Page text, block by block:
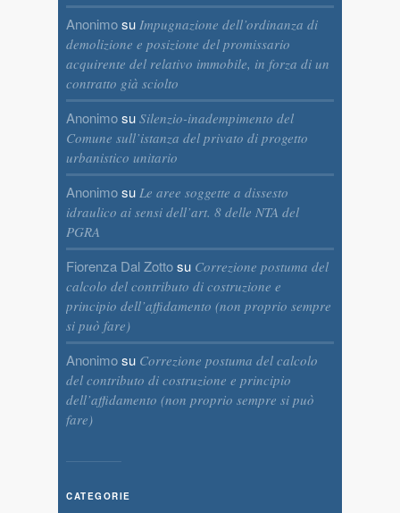
Anonimosu Impugnazione dell’ordinanza di
demolizione e posizione del promissario
acquirente del relativo immobile, in forza di un
contratto già sciolto
Anonimosu Silenzio-inadempimento del
Comune sull’istanza del privato di progetto
urbanistico unitario
Anonimosu Le aree soggette a dissesto
idraulico ai sensi dell’art. 8 delle NTA del
PGRA
Fiorenza Dal Zottosu Correzione postuma del
calcolo del contributo di costruzione e
principio dell’affidamento (non proprio sempre
si può fare)
Anonimosu Correzione postuma del calcolo
del contributo di costruzione e principio
dell’affidamento (non proprio sempre si può
fare)
CATEGORIE